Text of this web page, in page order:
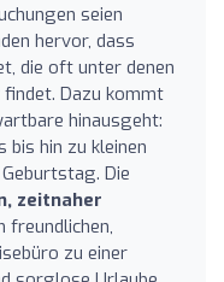
seien
hervor, dass
die oft unter denen
Dazu kommt
hinausgeht:
hin zu kleinen
Die
zeitnaher
freundlichen,
zu einer